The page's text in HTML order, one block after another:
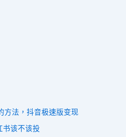
方法，抖音极速版变现
书该不该投